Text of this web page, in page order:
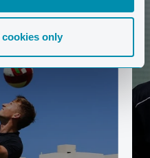
cookies only